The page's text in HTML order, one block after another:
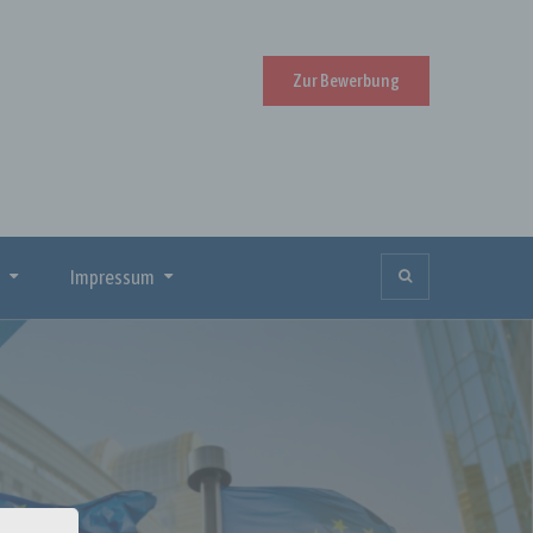
Zur Bewerbung
Impressum